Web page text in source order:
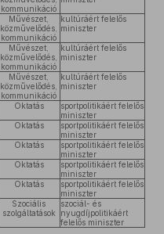
kommunikáció
Művészet,
közművelődés,
kommunikáció
kultúráért felelős
miniszter
Művészet,
közművelődés,
kommunikáció
kultúráért felelős
miniszter
Művészet,
közművelődés,
kommunikáció
kultúráért felelős
miniszter
Oktatás
sportpolitikáért felelős
miniszter
Oktatás
sportpolitikáért felelős
miniszter
Oktatás
sportpolitikáért felelős
miniszter
Oktatás
sportpolitikáért felelős
miniszter
Oktatás
sportpolitikáért felelős
miniszter
Szociális
szolgáltatások
szociál- és
nyugdíjpolitikáért
felelős miniszter